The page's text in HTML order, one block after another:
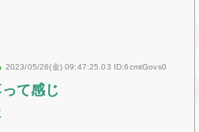
2023/05/26(金) 09:47:25.03 ID:6cmtGovs0
て感じ